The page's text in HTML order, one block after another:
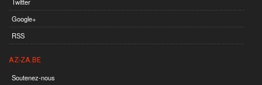
Google+
RSS
AZ-ZA.BE
Soutenez-nous